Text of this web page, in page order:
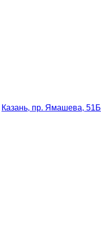
Казань, пр. Ямашева, 51Б